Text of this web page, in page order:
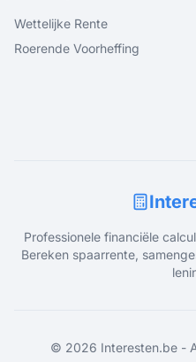
Wettelijke Rente
Roerende Voorheffing
Professionele financiële
Bereken spaarrente,
© 2026 Interesten.be -